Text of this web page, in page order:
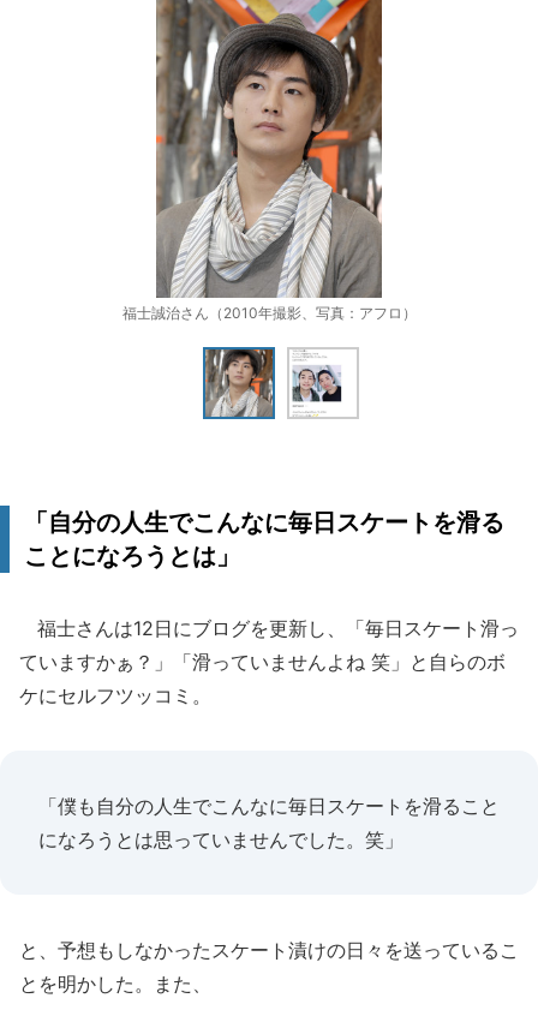
福士誠治さん（2010年撮影、写真：アフロ）
「自分の人生でこんなに毎日スケートを滑る
ことになろうとは」
福士さんは12日にブログを更新し、「毎日スケート滑っ
ていますかぁ？」「滑っていませんよね 笑」と自らのボ
ケにセルフツッコミ。
「僕も自分の人生でこんなに毎日スケートを滑ること
になろうとは思っていませんでした。笑」
と、予想もしなかったスケート漬けの日々を送っているこ
とを明かした。また、